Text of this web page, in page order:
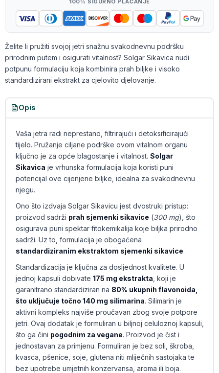
100% SIGURNO PLAĆANJE
Želite li pružiti svojoj jetri snažnu svakodnevnu podršku
prirodnim putem i osigurati vitalnost? Solgar Sikavica nudi
potpunu formulaciju koja kombinira prah biljke i visoko
standardizirani ekstrakt za cjelovito djelovanje.
Opis
Vaša jetra radi neprestano, filtrirajući i detoksificirajući
tijelo. Pružanje ciljane podrške ovom vitalnom organu
ključno je za opće blagostanje i vitalnost. Solgar
Sikavica je vrhunska formulacija koja koristi puni
potencijal ove cijenjene biljke, idealna za svakodnevnu
njegu.
Ono što izdvaja Solgar Sikavicu jest dvostruki pristup:
proizvod sadrži prah sjemenki sikavice (300 mg), što
osigurava puni spektar fitokemikalija koje biljka prirodno
sadrži. Uz to, formulacija je obogaćena
standardiziranim ekstraktom sjemenki sikavice.
Standardizacija je ključna za dosljednost kvalitete. U
jednoj kapsuli dobivate 175 mg ekstrakta , koji je
garanitrano standardiziran na 80% ukupnih flavonoida,
što uključuje točno 140 mg silimarina. Silimarin je
aktivni kompleks najviše proučavan zbog svoje potpore
jetri. Ovaj dodatak je formuliran u biljnoj celuloznoj kapsuli,
što ga čini pogodnim za vegane. Proizvod je čist i
jednostavan za primjenu. Formuliran je bez soli, škroba,
kvasca, pšenice, soje, glutena niti mliječnih sastojaka te
bez upotrebe umjetnih konzervansa, aroma ili boja.